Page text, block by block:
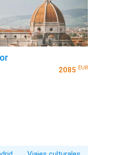
2085 EUR